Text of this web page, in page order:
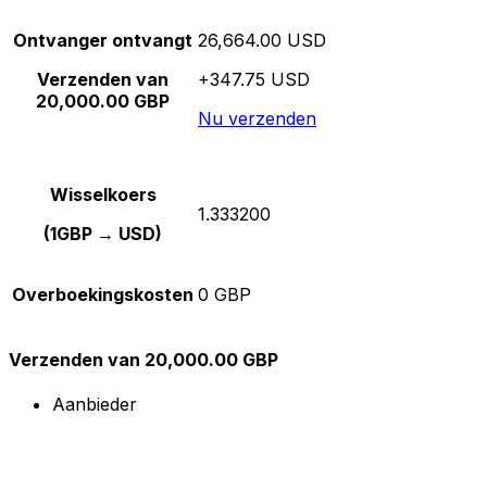
Ontvanger ontvangt
Verzenden van
20,000.00 GBP
26,664.00 USD
+347.75 USD
Nu verzenden
Wisselkoers
(1GBP → USD)
1.333200
Overboekingskosten 0 GBP
Verzenden van 20,000.00 GBP
Aanbieder